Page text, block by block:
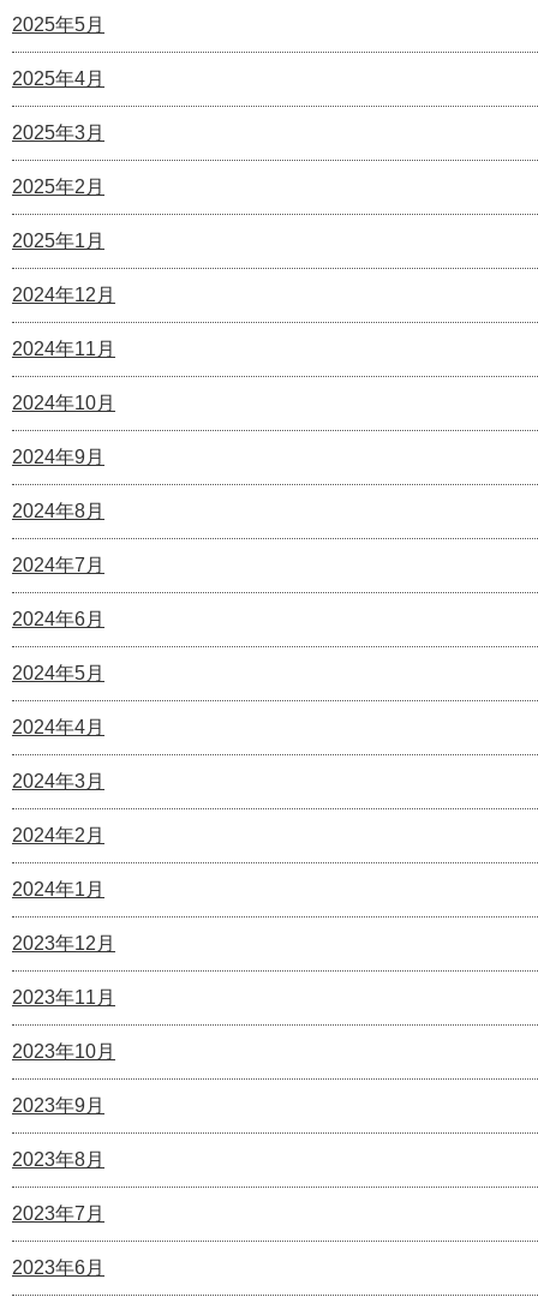
2025年5月
2025年4月
2025年3月
2025年2月
2025年1月
2024年12月
2024年11月
2024年10月
2024年9月
2024年8月
2024年7月
2024年6月
2024年5月
2024年4月
2024年3月
2024年2月
2024年1月
2023年12月
2023年11月
2023年10月
2023年9月
2023年8月
2023年7月
2023年6月